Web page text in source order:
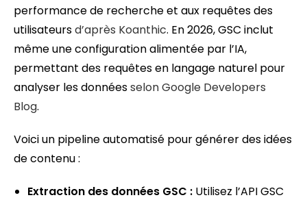
performance de recherche et aux requêtes des
utilisateursd’après Koanthic. En 2026, GSC inclut
même une configuration alimentée par l’IA,
permettant des requêtes en langage naturel pour
analyser les donnéesselon Google Developers
Blog.
Voici un pipeline automatisé pour générer des idées
de contenu :
Extraction des données GSC : Utilisez l’API GSC